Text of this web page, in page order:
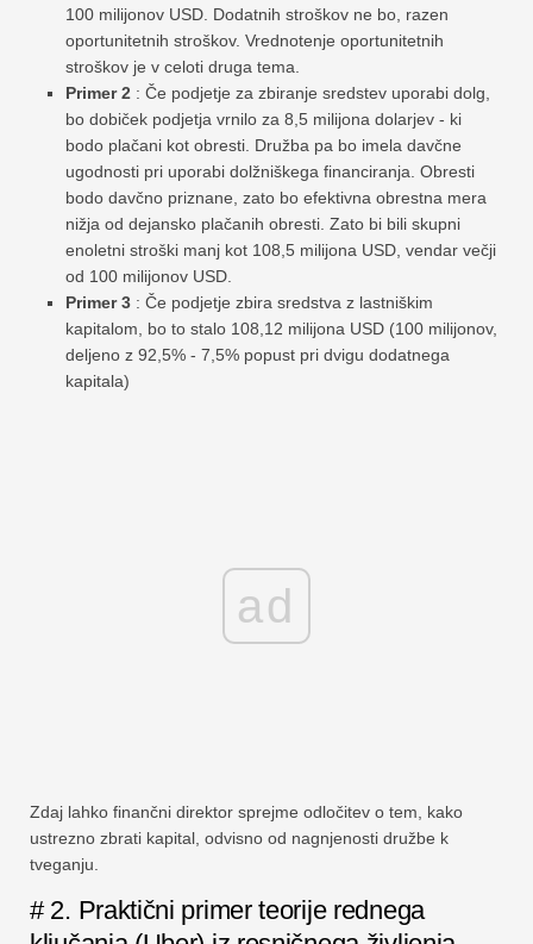
100 milijonov USD. Dodatnih stroškov ne bo, razen
oportunitetnih stroškov. Vrednotenje oportunitetnih
stroškov je v celoti druga tema.
Primer 2 : Če podjetje za zbiranje sredstev uporabi dolg,
bo dobiček podjetja vrnilo za 8,5 milijona dolarjev - ki
bodo plačani kot obresti. Družba pa bo imela davčne
ugodnosti pri uporabi dolžniškega financiranja. Obresti
bodo davčno priznane, zato bo efektivna obrestna mera
nižja od dejansko plačanih obresti. Zato bi bili skupni
enoletni stroški manj kot 108,5 milijona USD, vendar večji
od 100 milijonov USD.
Primer 3 : Če podjetje zbira sredstva z lastniškim
kapitalom, bo to stalo 108,12 milijona USD (100 milijonov,
deljeno z 92,5% - 7,5% popust pri dvigu dodatnega
kapitala)
ad
Zdaj lahko finančni direktor sprejme odločitev o tem, kako
ustrezno zbrati kapital, odvisno od nagnjenosti družbe k
tveganju.
# 2. Praktični primer teorije rednega